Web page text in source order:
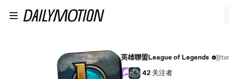
英雄聯盟League of Legends
42 关注者